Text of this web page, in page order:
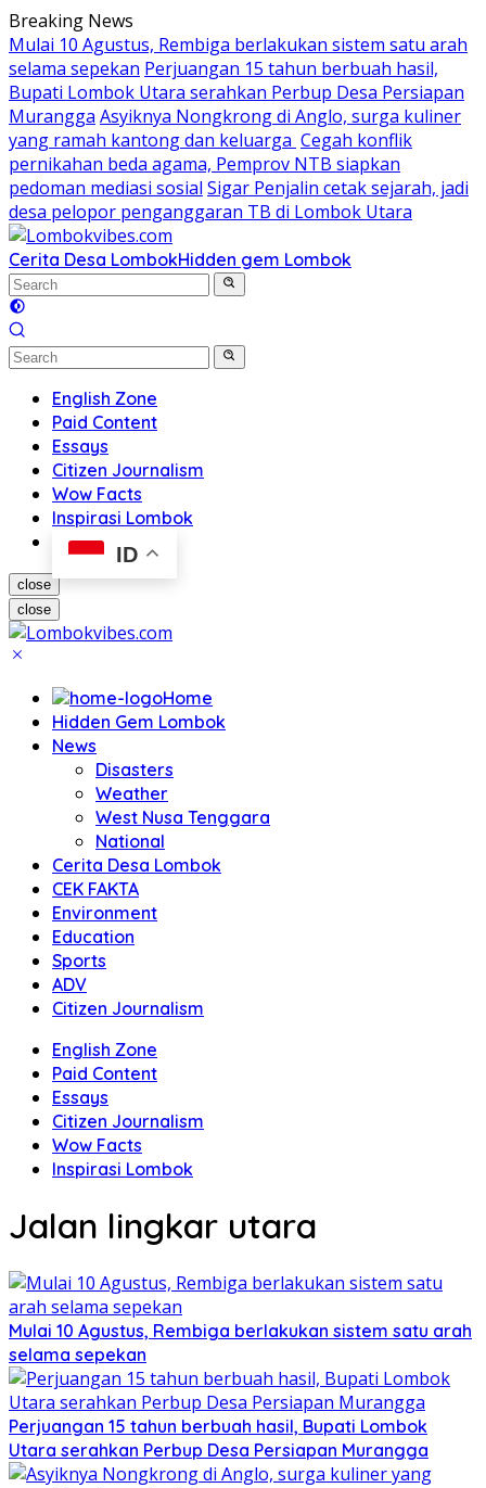
Skip
to
content
Breaking News
Mulai 10 Agustus, Rembiga berlakukan sistem satu arah
selama sepekan Perjuangan 15 tahun berbuah hasil,
Bupati Lombok Utara serahkan Perbup Desa Persiapan
Murangga Asyiknya Nongkrong di Anglo, surga kuliner
yang ramah kantong dan keluarga Cegah konflik
pernikahan beda agama, Pemprov NTB siapkan
pedoman mediasi sosial Sigar Penjalin cetak sejarah, jadi
desa pelopor penganggaran TB di Lombok Utara
Cerita Desa LombokHidden gem Lombok
English Zone
Paid Content
Essays
Citizen Journalism
Wow Facts
Inspirasi Lombok
ID
close
close
Home
Hidden Gem Lombok
News
Disasters
Weather
West Nusa Tenggara
National
Cerita Desa Lombok
CEK FAKTA
Environment
Education
Sports
ADV
Citizen Journalism
English Zone
Paid Content
Essays
Citizen Journalism
Wow Facts
Inspirasi Lombok
Jalan lingkar utara
Mulai 10 Agustus, Rembiga berlakukan sistem satu arah
selama sepekan
Perjuangan 15 tahun berbuah hasil, Bupati Lombok
Utara serahkan Perbup Desa Persiapan Murangga